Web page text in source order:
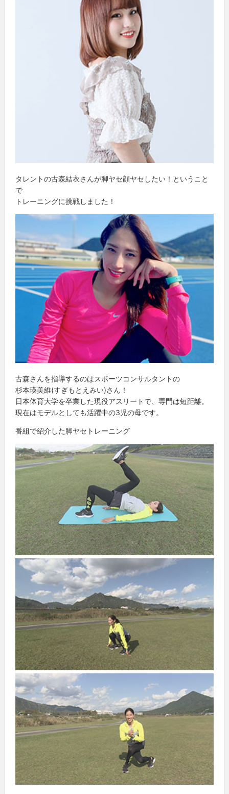
タレントの古森結衣さんが脚ヤセ顔ヤセしたい！ということ
で
トレーニングに挑戦しました！
古森さんを指導するのはスポーツコンサルタントの
杉本瑛美維(すぎもとえみい)さん！
日本体育大学を卒業した現役アスリートで、専門は短距離。
現在はモデルとしても活躍中の3児の母です。
番組で紹介した脚ヤセトレーニング